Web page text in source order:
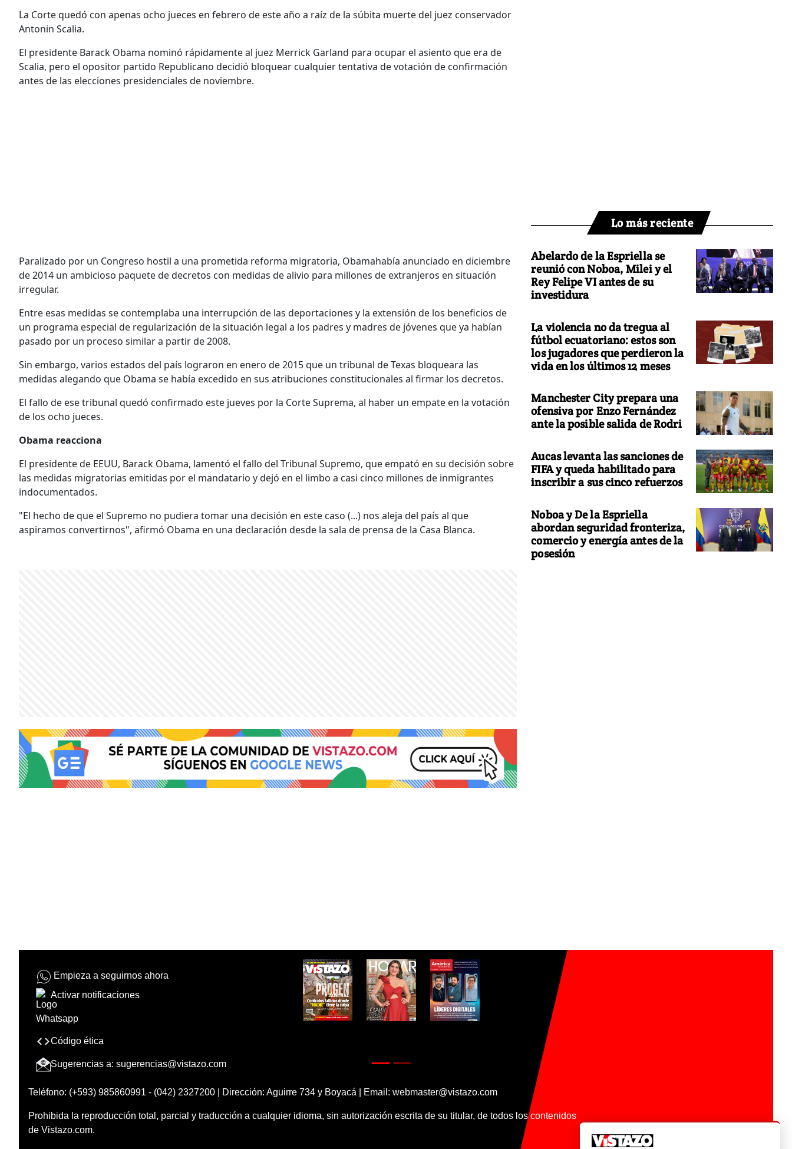
La Corte quedó con apenas ocho jueces en febrero de este año a raíz de la súbita muerte del juez conservador
Antonin Scalia.
El presidente Barack Obama nominó rápidamente al juez Merrick Garland para ocupar el asiento que era de
Scalia, pero el opositor partido Republicano decidió bloquear cualquier tentativa de votación de confirmación
antes de las elecciones presidenciales de noviembre.
Paralizado por un Congreso hostil a una prometida reforma migratoria, Obamahabía anunciado en diciembre
de 2014 un ambicioso paquete de decretos con medidas de alivio para millones de extranjeros en situación
irregular.
Entre esas medidas se contemplaba una interrupción de las deportaciones y la extensión de los beneficios de
un programa especial de regularización de la situación legal a los padres y madres de jóvenes que ya habían
pasado por un proceso similar a partir de 2008.
Sin embargo, varios estados del país lograron en enero de 2015 que un tribunal de Texas bloqueara las
medidas alegando que Obama se había excedido en sus atribuciones constitucionales al firmar los decretos.
El fallo de ese tribunal quedó confirmado este jueves por la Corte Suprema, al haber un empate en la votación
de los ocho jueces.
Obama reacciona
El presidente de EEUU, Barack Obama, lamentó el fallo del Tribunal Supremo, que empató en su decisión sobre
las medidas migratorias emitidas por el mandatario y dejó en el limbo a casi cinco millones de inmigrantes
indocumentados.
"El hecho de que el Supremo no pudiera tomar una decisión en este caso (...) nos aleja del país al que
aspiramos convertirnos", afirmó Obama en una declaración desde la sala de prensa de la Casa Blanca.
Lo más reciente
Abelardo de la Espriella se
reunió con Noboa, Milei y el
Rey Felipe VI antes de su
investidura
La violencia no da tregua al
fútbol ecuatoriano: estos son
los jugadores que perdieron la
vida en los últimos 12 meses
Manchester City prepara una
ofensiva por Enzo Fernández
ante la posible salida de Rodri
Aucas levanta las sanciones de
FIFA y queda habilitado para
inscribir a sus cinco refuerzos
Noboa y De la Espriella
abordan seguridad fronteriza,
comercio y energía antes de la
posesión
Empieza a seguirnos ahora
Activar notificaciones
Código ética
Sugerencias a: sugerencias@vistazo.com
Teléfono: (+593) 985860991 - (042) 2327200 | Dirección: Aguirre 734 y Boyacá | Email: webmaster@vistazo.com
Prohibida la reproducción total, parcial y traducción a cualquier idioma, sin autorización escrita de su titular, de todos los contenidos
de Vistazo.com.